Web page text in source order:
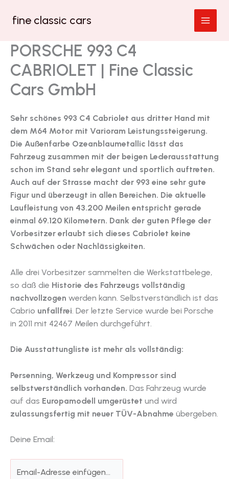
Inhaltfine classic cars
PORSCHE 993 C4
CABRIOLET | Fine Classic
Cars GmbH
Sehr schönes 993 C4 Cabriolet aus dritter Hand mit
dem M64 Motor mit Varioram Leistungssteigerung.
Die Außenfarbe Ozeanblaumetallic lässt das
Fahrzeug zusammen mit der beigen Lederausstattung
schon im Stand sehr elegant und sportlich auftreten.
Auch auf der Strasse macht der 993 eine sehr gute
Figur und überzeugt in allen Bereichen. Die aktuelle
Laufleistung von 43.200 Meilen entspricht gerade
einmal 69.120 Kilometern. Dank der guten Pflege der
Vorbesitzer erlaubt sich dieses Cabriolet keine
Schwächen oder Nachlässigkeiten.
Alle drei Vorbesitzer sammelten die Werkstattbelege,
so daß die Historie des Fahrzeugs vollständig
nachvollzogen werden kann. Selbstverständlich ist das
Cabrio unfallfrei. Der letzte Service wurde bei Porsche
in 2011 mit 42467 Meilen durchgeführt.
Die Ausstattungliste ist mehr als vollständig:
Persenning, Werkzeug und Kompressor sind
selbstverständlich vorhanden. Das Fahrzeug wurde
auf das Europamodell umgerüstet und wird
zulassungsfertig mit neuer TÜV-Abnahme übergeben.
Deine Email: